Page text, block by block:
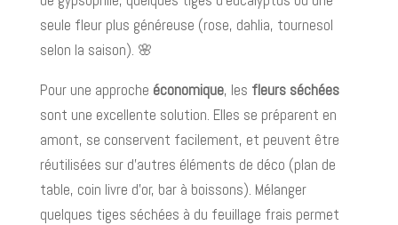
seule fleur plus généreuse (rose, dahlia, tournesol
selon la saison). 🌸
Pour une approche économique, les fleurs séchées
sont une excellente solution. Elles se préparent en
amont, se conservent facilement, et peuvent être
réutilisées sur d’autres éléments de déco (plan de
table, coin livre d’or, bar à boissons). Mélanger
quelques tiges séchées à du feuillage frais permet